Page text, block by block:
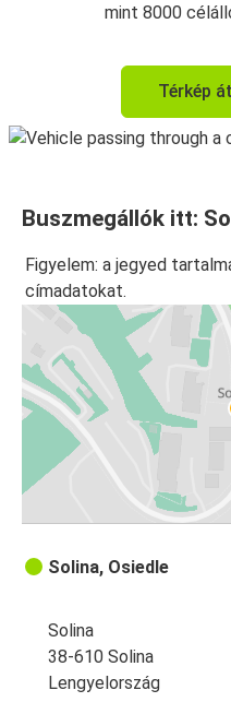
mint 8000
Térkép
Buszmegállók itt:
Figyelem: a jegyed
címadatokat.
Solina, Osiedle
Solina
38-610 Solina
Lengyelország